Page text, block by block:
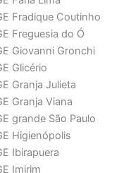
Fradique Coutinho
Freguesia do Ó
Giovanni Gronchi
Glicério
Granja Julieta
Granja Viana
grande São Paulo
Higienópolis
Ibirapuera
Imirim